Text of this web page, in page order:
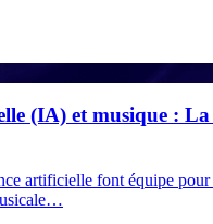
(IA) et musique :
artificielle font équipe pour